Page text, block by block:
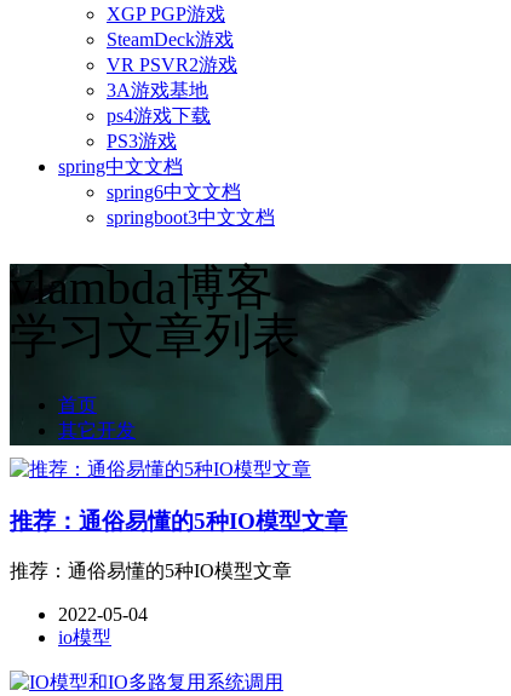
XGP PGP游戏
SteamDeck游戏
VR PSVR2游戏
3A游戏基地
ps4游戏下载
PS3游戏
spring中文文档
spring6中文文档
springboot3中文文档
vlambda博客
学习文章列表
首页
其它开发
推荐：通俗易懂的5种IO模型文章
推荐：通俗易懂的5种IO模型文章
2022-05-04
io模型